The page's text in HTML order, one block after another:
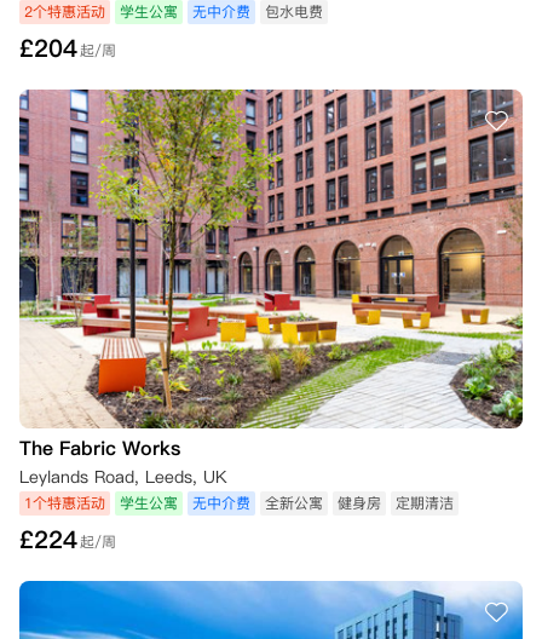
2个特惠活动 学生公寓 无中介费 包水电费
£204起/周
The Fabric Works
Leylands Road, Leeds, UK
1个特惠活动 学生公寓 无中介费 全新公寓 健身房 定期清洁
£224起/周